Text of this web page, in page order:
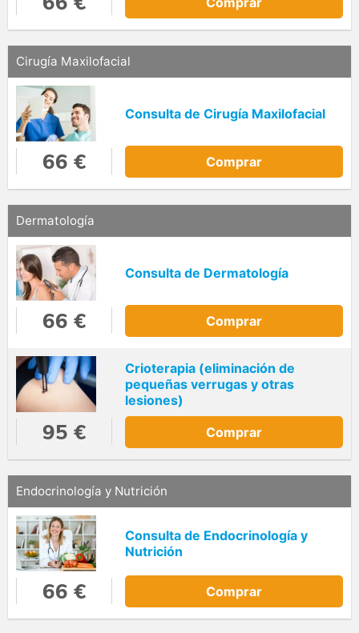
Cirugía Maxilofacial
Consulta de Cirugía Maxilofacial
66 € Comprar
Dermatología
Consulta de Dermatología
66 € Comprar
Crioterapia (eliminación de
pequeñas verrugas y otras
lesiones)
95 € Comprar
Endocrinología y Nutrición
Consulta de Endocrinología y
Nutrición
66 € Comprar